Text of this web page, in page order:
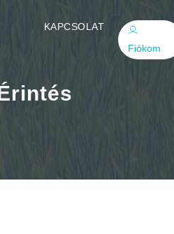
KAPCSOLAT
Fiókom